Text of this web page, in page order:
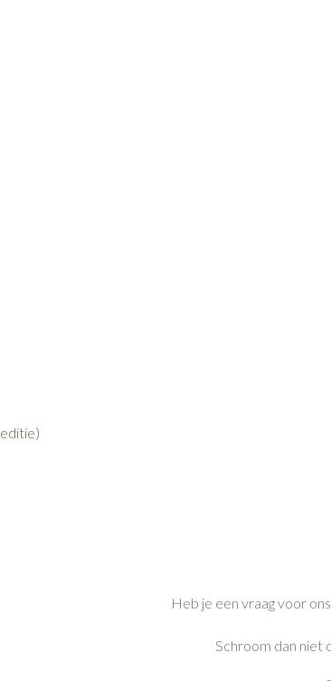
Heb je een vraag voor
Schroom dan niet